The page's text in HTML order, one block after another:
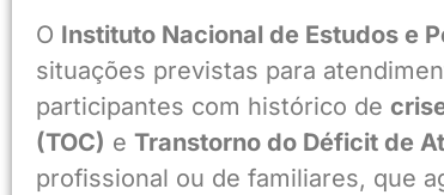
O Instituto Nacional de Estudos e
situações previstas para
participantes com histórico de
(TOC) e Transtorno do Déficit de
profissional ou de familiares, que